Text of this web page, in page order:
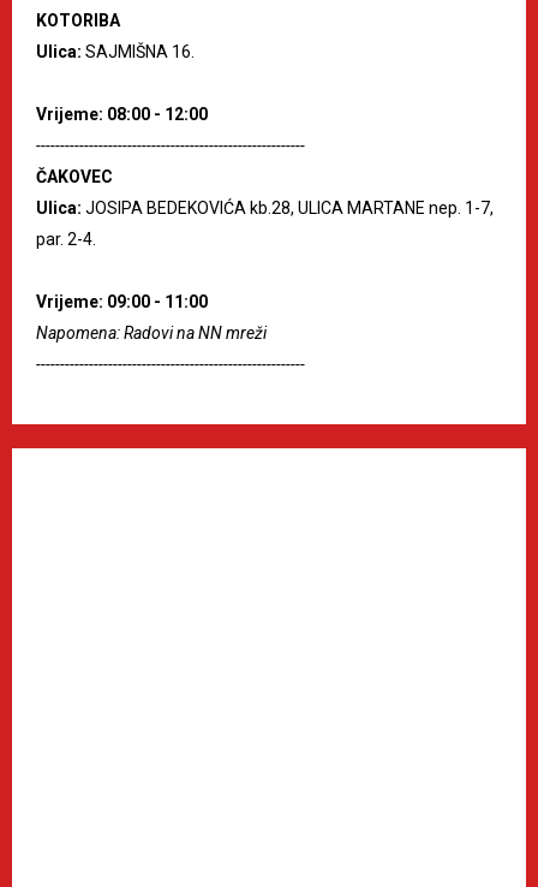
KOTORIBA
Ulica: SAJMIŠNA 16.
Vrijeme: 08:00 - 12:00
--------------------------------------------------------
ČAKOVEC
Ulica: JOSIPA BEDEKOVIĆA kb.28, ULICA MARTANE nep. 1-7,
par. 2-4.
Vrijeme: 09:00 - 11:00
Napomena: Radovi na NN mreži
--------------------------------------------------------